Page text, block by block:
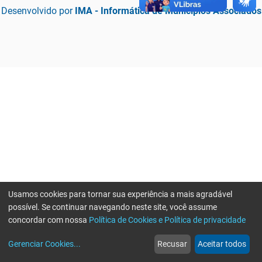
Desenvolvido por IMA - Informática de Municípios Associados
web
Notícias
more_horiz
Mais
Usamos cookies para tornar sua experiência a mais agradável
possível. Se continuar navegando neste site, você assume
concordar com nossa Política de Cookies e Política de privacidade
Gerenciar Cookies... Recusar Aceitar todos
Erro ao enviar informações, por favor tente novamente